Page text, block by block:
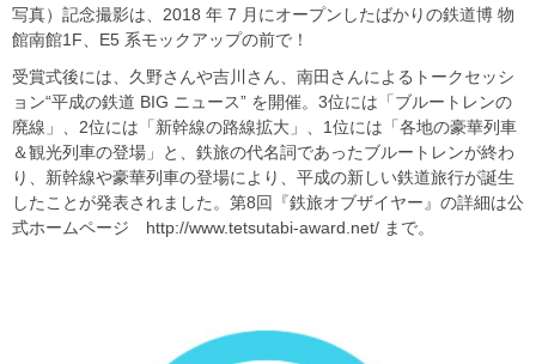
写真）記念撮影は、2018 年 7 月にオープンしたばかりの鉄道博 物
館南館1F、E5 系モックアップの前で！
受賞式後には、久野さんや吉川さん、南田さんによるトークセッシ
ョン“平成の鉄道 BIG ニュース” を開催。3位には「ブルートレンの
廃線」、2位には「新幹線の路線拡大」、1位には「各地の豪華列車
＆観光列車の登場」と、鉄旅の代名詞であったブルートレンが終わ
り、新幹線や豪華列車の登場により、平成の新しい鉄道旅行が誕生
したことが発表されました。第8回『鉄旅オブザイヤー』の詳細は公
式ホームページ http://www.tetsutabi-award.net/ まで。